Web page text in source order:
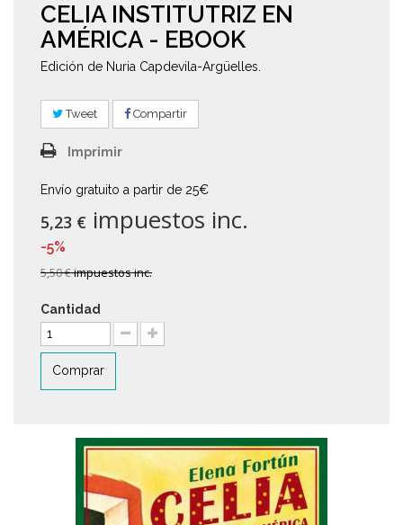
CELIA INSTITUTRIZ EN
AMÉRICA - EBOOK
Edición de Nuria Capdevila-Argüelles.
Tweet Compartir
Imprimir
Envío gratuito a partir de 25€
5,23 € impuestos inc.
-5%
5,50 €impuestos inc.
Cantidad
Comprar